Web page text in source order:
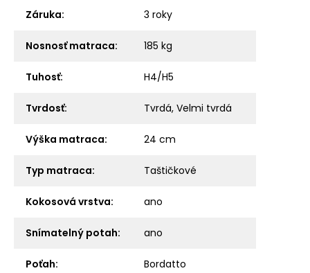
Záruka: 3 roky
Nosnosť matraca: 185 kg
Tuhosť: H4/H5
Tvrdosť: Tvrdá, Velmi tvrdá
Výška matraca: 24 cm
Typ matraca: Taštičkové
Kokosová vrstva: ano
Snímatelný potah: ano
Poťah: Bordatto